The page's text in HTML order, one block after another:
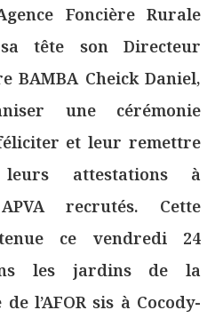
Foncière Rurale
tête son Directeur
BAMBA Cheick Daniel,
une cérémonie
et leur remettre
leurs attestations à
recrutés. Cette
ce vendredi 24
les jardins de la
l’AFOR sis à Cocody-